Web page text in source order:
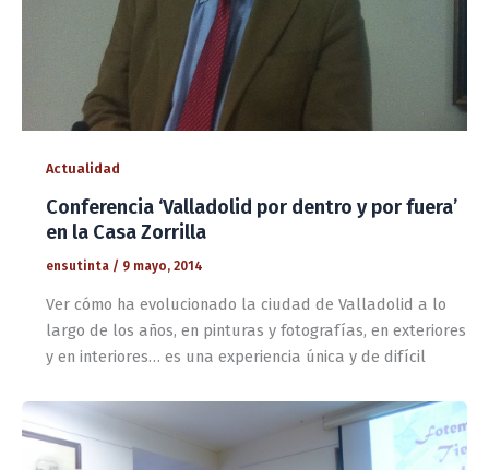
Actualidad
Conferencia ‘Valladolid por dentro y por fuera’
en la Casa Zorrilla
ensutinta / 9 mayo, 2014
Ver cómo ha evolucionado la ciudad de Valladolid a lo
largo de los años, en pinturas y fotografías, en exteriores
y en interiores… es una experiencia única y de difícil